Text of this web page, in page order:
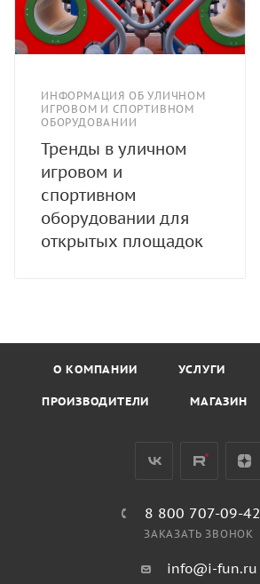
ИНФОРМАЦИЯ ОБ УЛИЧНОМ
ИГРОВОМ И СПОРТИВНОМ
ОБОРУДОВАНИИ
Тренды в уличном
игровом и
спортивном
оборудовании для
открытых площадок
О КОМПАНИИ УСЛУГИ
ПРОИЗВОДИТЕЛИ МАГАЗИН
8 800 707-09-42
ЗАКАЗАТЬ ЗВОНОК
info@i-fun.ru